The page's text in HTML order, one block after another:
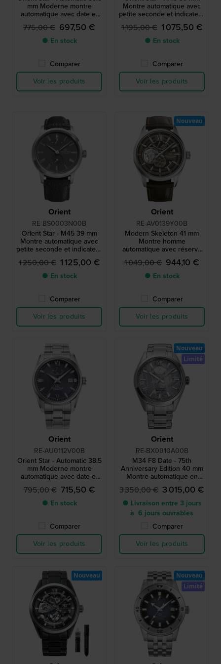
mm Moderne montre
automatique avec date et
indicateur de réserve de
marche
775,00 € 697,50 €
● En stock
Comparer
Voir les produits
Montre automatique avec
petite seconde et indicateur
de réserve de marche
1 195,00 € 1 075,50 €
● En stock
Comparer
Voir les produits
Orient
RE-BS0003N00B
Orient Star - M45 39 mm
Montre automatique avec
petite seconde et indicateur
de réserve de marche
1 250,00 € 1 125,00 €
● En stock
Comparer
Voir les produits
Orient
RE-AV0139Y00B
Modern Skeleton 41 mm
Montre homme
automatique avec réserve
de marche
1 049,00 € 944,10 €
● En stock
Comparer
Voir les produits
Nouveau
Orient
RE-AU0112V00B
Orient Star - Automatic 38.5
mm Moderne montre
automatique avec date et
indicateur de réserve de
marche
795,00 € 715,50 €
● En stock
Comparer
Voir les produits
Orient
RE-BX0010A00B
M34 F8 Date - 75th
Anniversary Edition 40 mm
Montre automatique en
édition limitée avec cadran
muonionalusta
3 350,00 € 3 015,00 €
● Livraison entre 3 jours
à 6 jours ouvrables
Comparer
Voir les produits
Nouveau
Limité
Nouveau
Nouveau
Limité